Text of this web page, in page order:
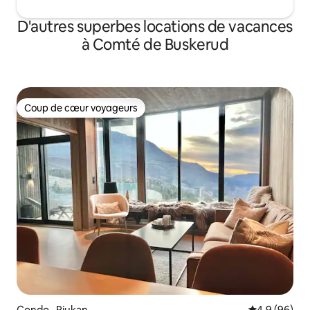
D'autres superbes locations de vacances
à Comté de Buskerud
Coup de cœur voyageurs
Coup de cœur voyageurs